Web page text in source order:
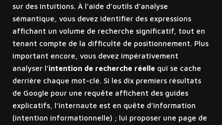
sur des intuitions. À l’aide d’outils d’analyse
sémantique, vous devez identifier des expressions
affichant un volume de recherche significatif, tout en
tenant compte de la difficulté de positionnement. Plus
important encore, vous devez impérativement
analyser l’intention de recherche réellequi se cache
derrière chaque mot-clé. Si les dix premiers résultats
de Google pour une requête affichent des guides
explicatifs, l’internaute est en quête d’information
(intention informationnelle) ; lui proposer une page de